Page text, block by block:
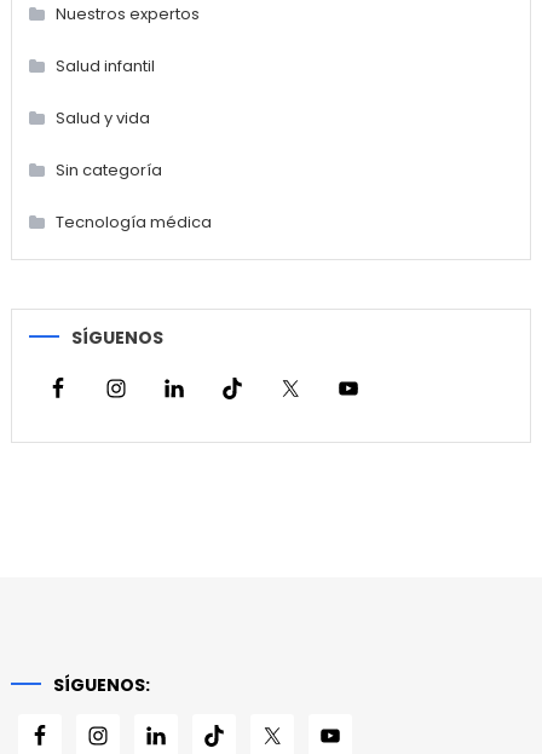
Nuestros expertos
Salud infantil
Salud y vida
Sin categoría
Tecnología médica
SÍGUENOS
SÍGUENOS: